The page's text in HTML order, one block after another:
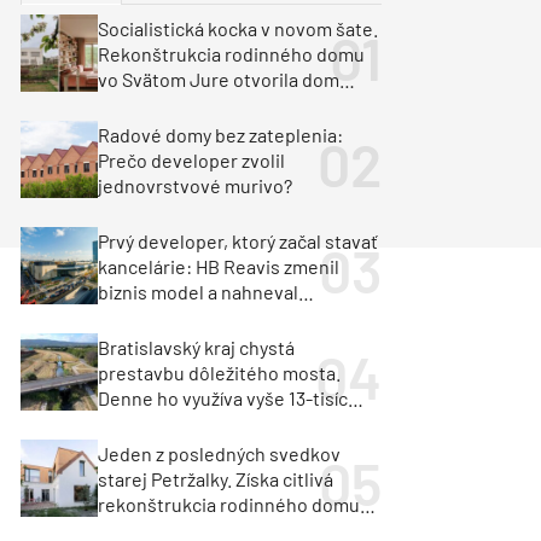
Klimatizácia a vetranie
Milan Murcka
Socialistická kocka v novom šate.
Rekonštrukcia rodinného domu
vo Svätom Jure otvorila dom
Radové domy bez zateplenia:
Prečo developer zvolil
jednovrstvové murivo?
Prvý developer, ktorý začal stavať
kancelárie: HB Reavis zmenil
biznis model a nahneval
Bratislavský kraj chystá
prestavbu dôležitého mosta.
Denne ho využíva vyše 13-tisíc
Jeden z posledných svedkov
starej Petržalky. Získa citlivá
rekonštrukcia rodinného domu